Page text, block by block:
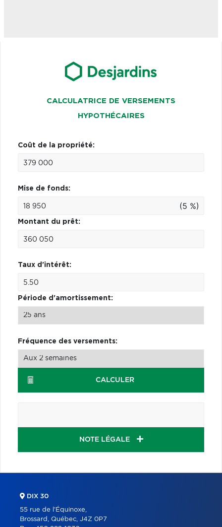
CALCULATRICE DE VERSEMENTS
HYPOTHÉCAIRES
Coût de la propriété:
Mise de fonds:
(5 %)
Montant du prêt:
Taux d'intérêt:
Période d'amortissement:
Fréquence des versements:
CALCULER
NOTE LÉGALE
DIX 30
55 rue de l'Équinoxe,
Brossard, Québec, J4Z 0P7